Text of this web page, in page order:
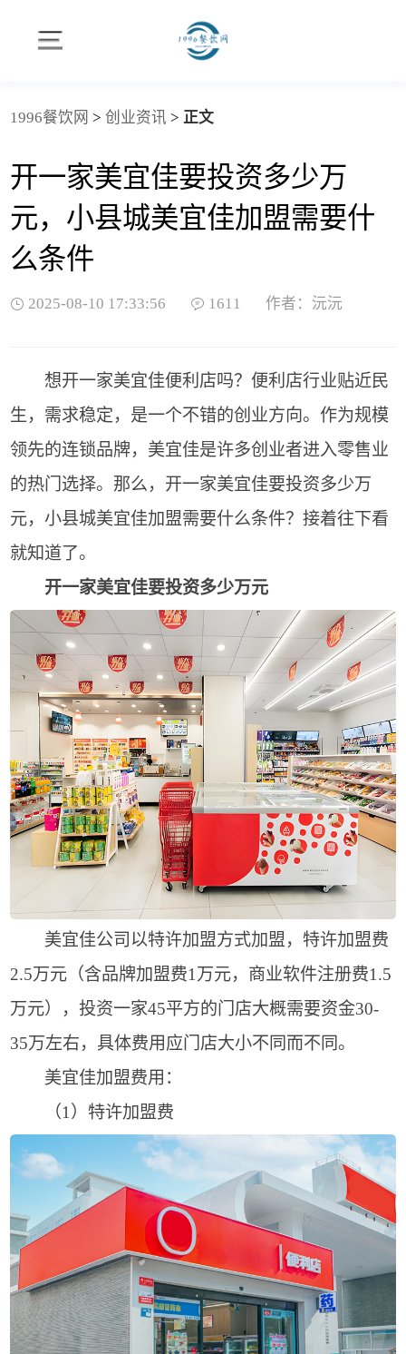
1996餐饮网 > 创业资讯 > 正文
开一家美宜佳要投资多少万
元，小县城美宜佳加盟需要什
么条件
2025-08-10 17:33:56 1611 作者：沅沅
想开一家美宜佳便利店吗？便利店行业贴近民
生，需求稳定，是一个不错的创业方向。作为规模
领先的连锁品牌，美宜佳是许多创业者进入零售业
的热门选择。那么，开一家美宜佳要投资多少万
元，小县城美宜佳加盟需要什么条件？接着往下看
就知道了。
开一家美宜佳要投资多少万元
美宜佳公司以特许加盟方式加盟，特许加盟费
2.5万元（含品牌加盟费1万元，商业软件注册费1.5
万元），投资一家45平方的门店大概需要资金30-
35万左右，具体费用应门店大小不同而不同。
美宜佳加盟费用：
（1）特许加盟费